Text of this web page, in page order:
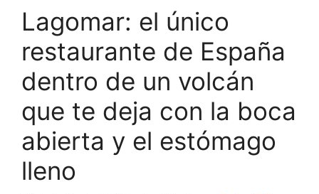
Lagomar: el único
restaurante de España
dentro de un volcán
que te deja con la boca
abierta y el estómago
lleno